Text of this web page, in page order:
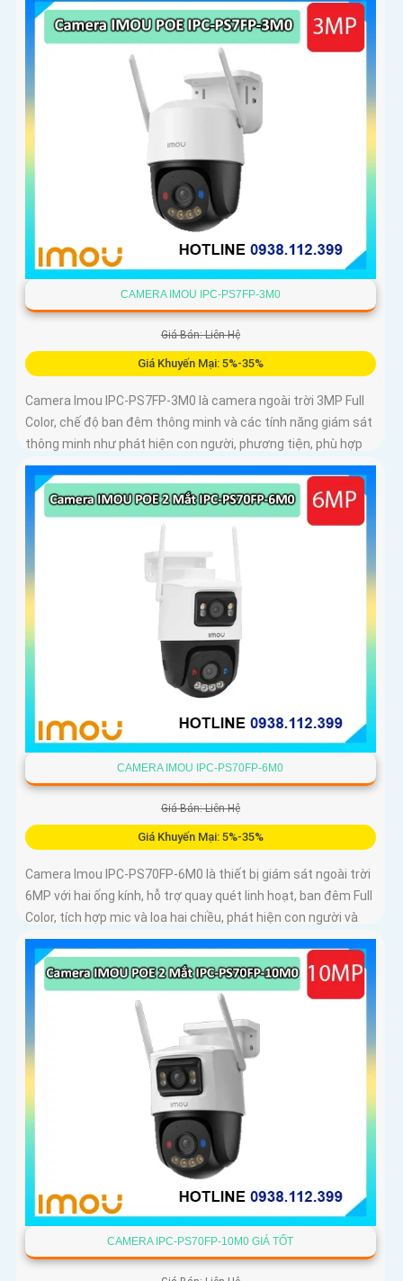
CAMERA IMOU IPC-PS7FP-3M0
Giá Bán: Liên Hệ
Giá Khuyến Mại: 5%-35%
Camera Imou IPC-PS7FP-3M0 là camera ngoài trời 3MP Full
Color, chế độ ban đêm thông minh và các tính năng giám sát
thông minh như phát hiện con người, phương tiện, phù hợp
lắp đặt tại nhà, văn phòng hoặc cửa hàng, bảo vệ an ninh
hiệu quả
CAMERA IMOU IPC-PS70FP-6M0
Giá Bán: Liên Hệ
Giá Khuyến Mại: 5%-35%
Camera Imou IPC-PS70FP-6M0 là thiết bị giám sát ngoài trời
6MP với hai ống kính, hỗ trợ quay quét linh hoạt, ban đêm Full
Color, tích hợp mic và loa hai chiều, phát hiện con người và
phương tiện, phù hợp lắp đặt cho gia đình, cửa hàng và văn
phòng
CAMERA IPC-PS70FP-10M0 GIÁ TỐT